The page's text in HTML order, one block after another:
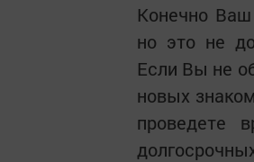
Конечно
но это не
Если Вы не
новых
проведете